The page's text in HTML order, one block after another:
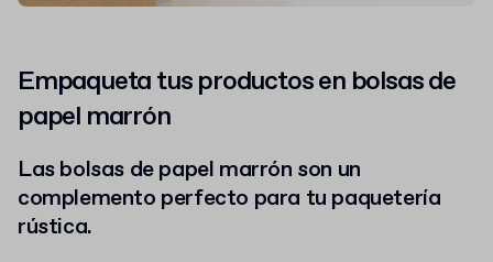
Empaqueta tus productos en bolsas de
papel marrón
Las bolsas de papel marrón son un
complemento perfecto para tu paquetería
rústica.